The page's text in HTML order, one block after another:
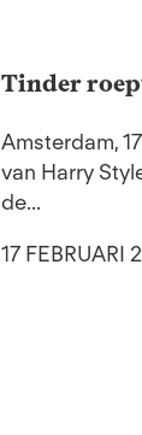
Tinder
Amsterdam,
van Harry
de...
17 FEBRUARI